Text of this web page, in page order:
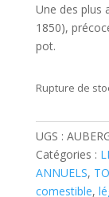
Une des plus
1850),
pot.
Rupture de
UGS :
Catégories :
ANNUELS,
comestible,